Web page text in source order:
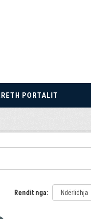
PORTALIT
Rendit nga